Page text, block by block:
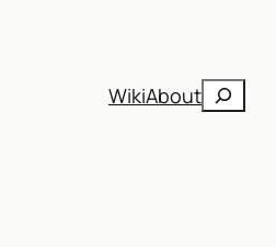
WikiAbout검